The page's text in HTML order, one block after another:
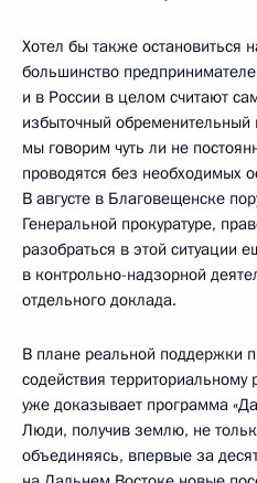
Хотел бы также остановиться
большинство
и в России в целом считают
избыточный
мы говорим чуть ли не
проводятся без необходимых
В августе в Благовещенске
Генеральной прокуратуре,
разобраться в этой ситуации
в контрольно-надзорной
отдельного доклада.
В плане реальной поддержки
содействия
уже доказывает программа
Люди, получив землю, не
объединяясь, впервые за